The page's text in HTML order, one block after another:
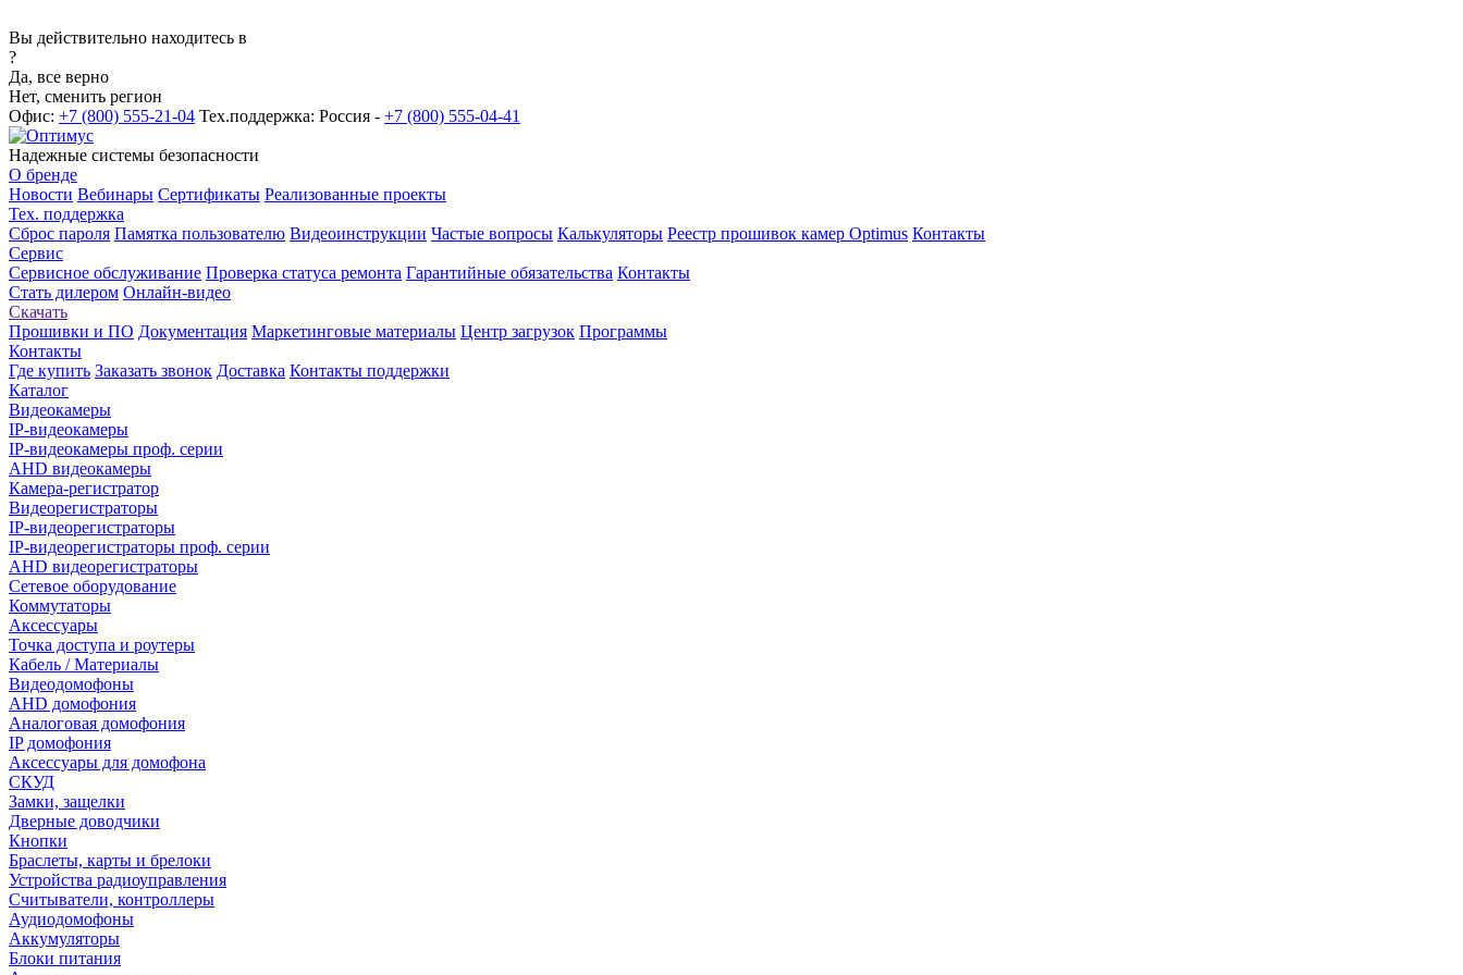
Вы действительно находитесь в
?
Да, все верно
Нет, сменить регион
Офис: +7 (800) 555-21-04 Тех.поддержка: Россия - +7 (800) 555-04-41
Надежные системы безопасности
О бренде
Новости Вебинары Сертификаты Реализованные проекты
Тех. поддержка
Сброс пароля Памятка пользователю Видеоинструкции Частые вопросы Калькуляторы Реестр прошивок камер Optimus Контакты
Сервис
Сервисное обслуживание Проверка статуса ремонта Гарантийные обязательства Контакты
Стать дилером Онлайн-видео
Скачать
Прошивки и ПО Документация Маркетинговые материалы Центр загрузок Программы
Контакты
Где купить Заказать звонок Доставка Контакты поддержки
Каталог
Видеокамеры
IP-видеокамеры
IP-видеокамеры проф. серии
AHD видеокамеры
Камера-регистратор
Видеорегистраторы
IP-видеорегистраторы
IP-видеорегистраторы проф. серии
AHD видеорегистраторы
Сетевое оборудование
Коммутаторы
Аксессуары
Точка доступа и роутеры
Кабель / Материалы
Видеодомофоны
AHD домофония
Аналоговая домофония
IP домофония
Аксессуары для домофона
СКУД
Замки, защелки
Дверные доводчики
Кнопки
Браслеты, карты и брелоки
Устройства радиоуправления
Считыватели, контроллеры
Аудиодомофоны
Аккумуляторы
Блоки питания